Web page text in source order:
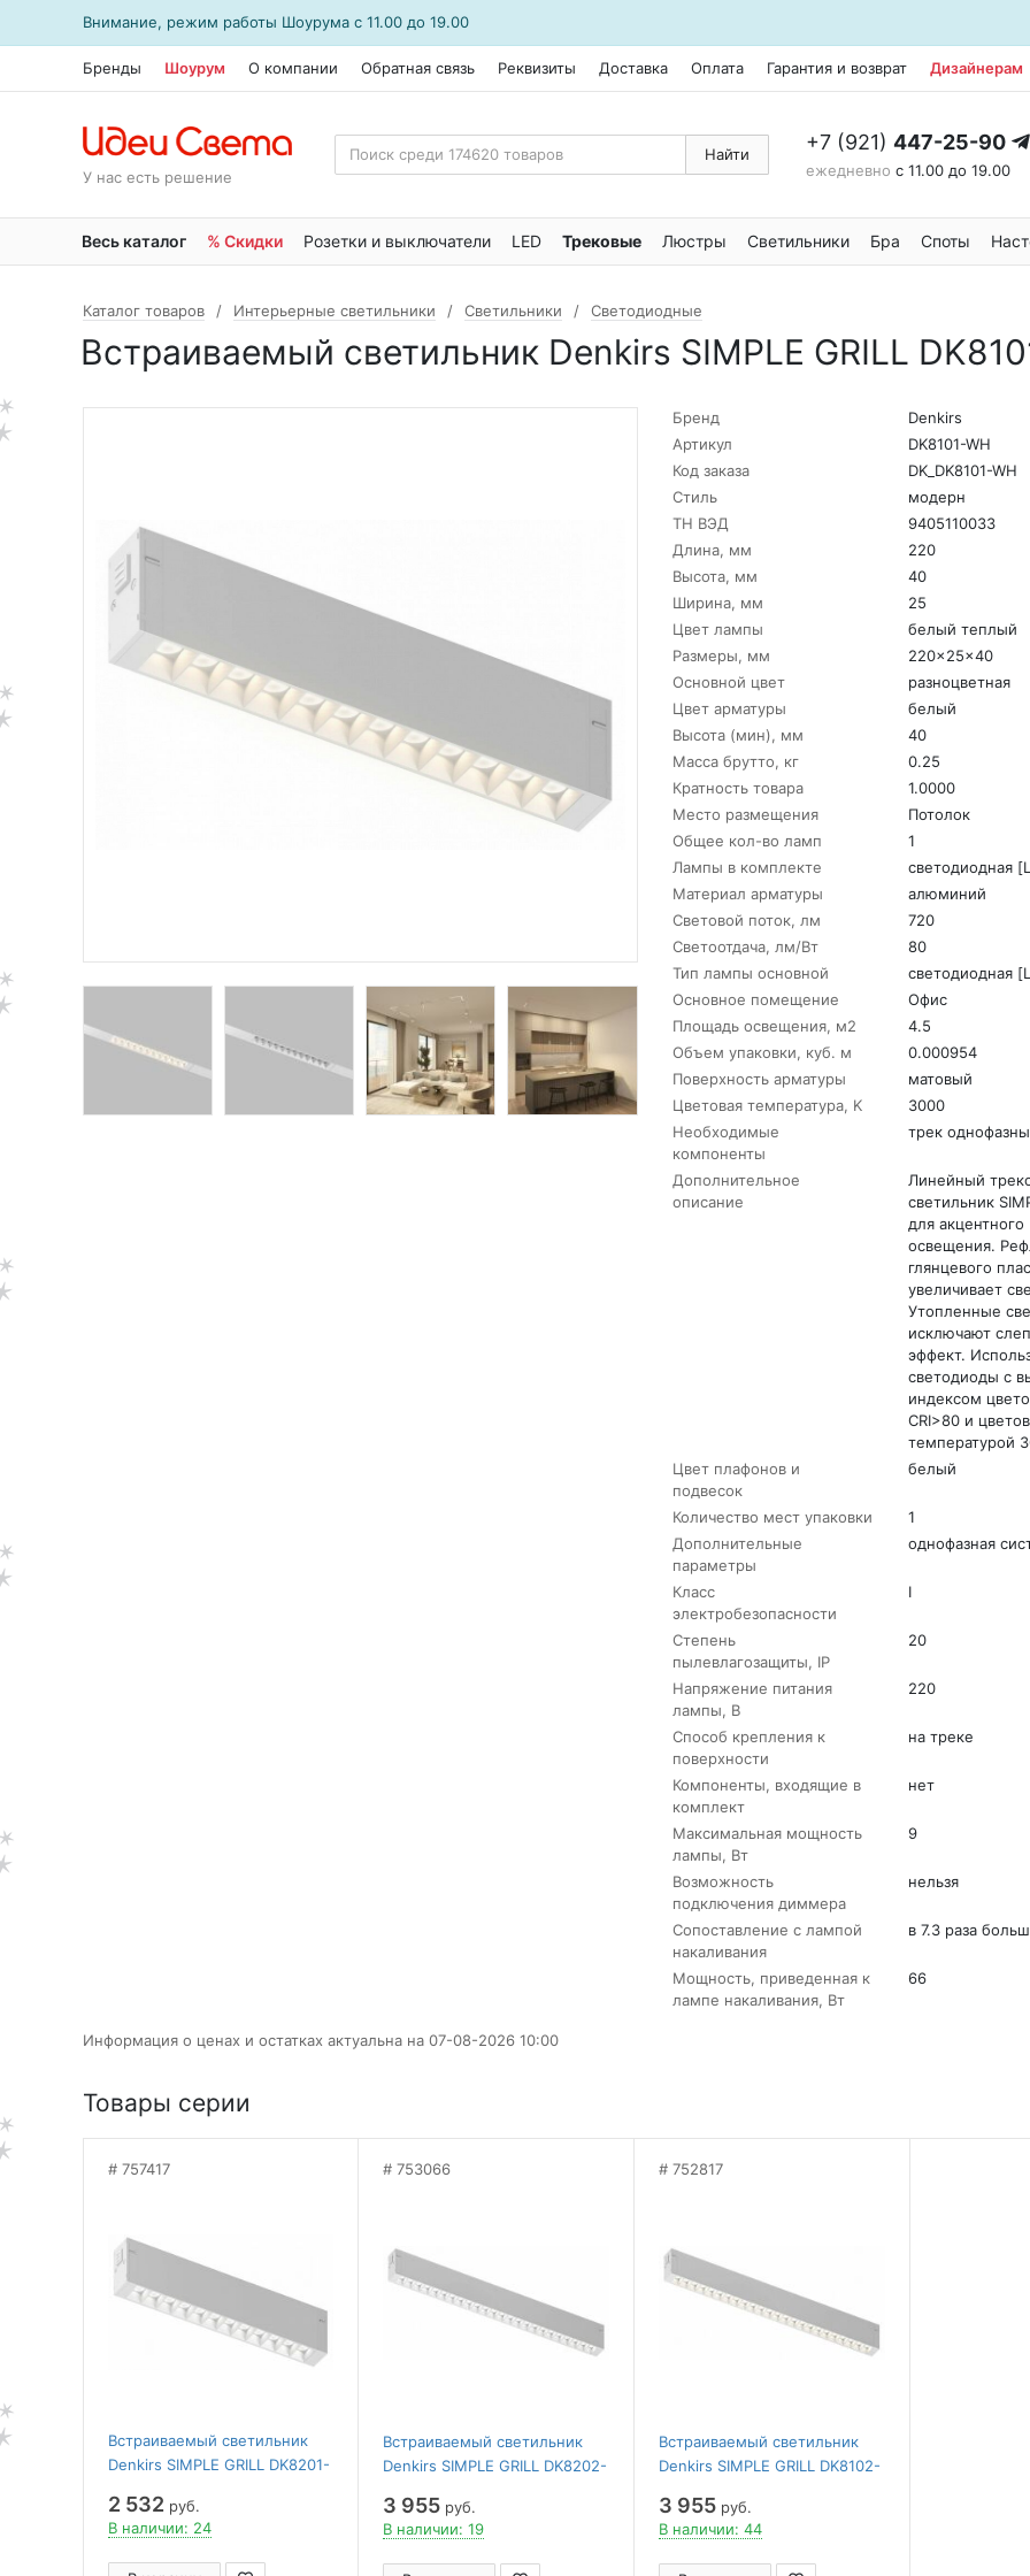
Внимание, режим работы Шоурума с 11.00 до 19.00
Бренды Шоурум О компании Обратная связь Реквизиты Доставка Оплата Гарантия и возврат Дизайнерам
У нас есть решение
Найти +7 (921) 447-25-90
ежедневно с 11.00 до 19.00
Весь каталог % Скидки Розетки и выключатели LED Трековые Люстры Светильники Бра Споты
Каталог товаров Интерьерные светильники Светильники Светодиодные
Встраиваемый светильник Denkirs SIMPLE GRILL
Бренд
Denkirs
Артикул
DK8101-WH
Код заказа
DK_DK8101-WH
Стиль
модерн
ТН ВЭД
9405110033
Длина, мм
220
Высота, мм
40
Ширина, мм
25
Цвет лампы
белый теплый
Размеры, мм
220x25x40
Основной цвет
разноцветная
Цвет арматуры
белый
Высота (мин), мм
40
Масса брутто, кг
0.25
Кратность товара
1.0000
Место размещения
Потолок
Общее кол-во ламп
1
Лампы в комплекте
светодиодная
Материал арматуры
алюминий
Световой поток, лм
720
Светоотдача, лм/Вт
80
Тип лампы основной
светодиодная
Основное помещение
Офис
Площадь освещения, м2
4.5
Объем упаковки, куб. м
0.000954
Поверхность арматуры
матовый
Цветовая температура, K
3000
Необходимые
компоненты
трек
Дополнительное
описание
Линейный
светильник
для акцентного
освещения.
глянцевого
увеличивает
Утопленные
исключают
эффект.
светодиоды с
индексом
CRI>80 и
температурой
Цвет плафонов и
подвесок
белый
Количество мест упаковки
1
Дополнительные
параметры
однофазная
Класс
электробезопасности
I
Степень
пылевлагозащиты, IP
20
Напряжение питания
лампы, В
220
Способ крепления к
поверхности
на треке
Компоненты, входящие в
комплект
нет
Максимальная мощность
лампы, Вт
9
Возможность
подключения диммера
нельзя
Сопоставление с лампой
накаливания
в 7.3 раза
Мощность, приведенная к
лампе накаливания, Вт
66
Информация о ценах и остатках актуальна на 07-08-2026 10:00
Товары серии
757417
Встраиваемый светильник
Denkirs SIMPLE GRILL DK8201-
2 532 руб.
В наличии: 24
753066
Встраиваемый светильник
Denkirs SIMPLE GRILL DK8202-
3 955 руб.
В наличии: 19
752817
Встраиваемый светильник
Denkirs SIMPLE GRILL DK8102-
3 955 руб.
В наличии: 44